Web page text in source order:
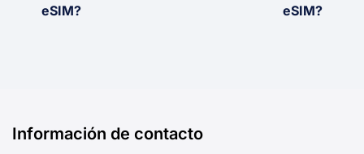
eSIM?
eSIM?
Información de contacto